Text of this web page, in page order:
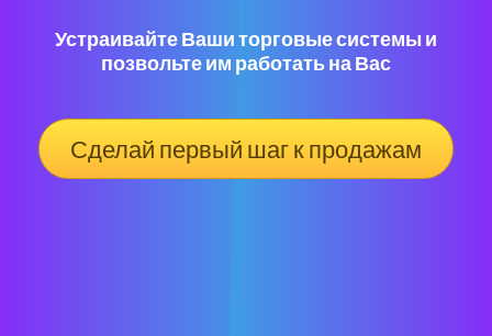
Устраивайте Ваши торговые системы и
позвольте им работать на Вас
Сделай первый шаг к продажам